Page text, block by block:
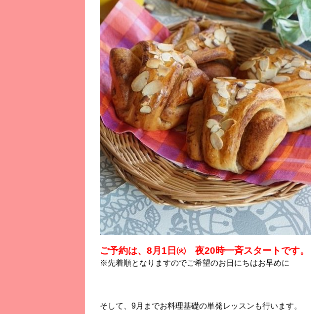
ご予約は、8月1日㈫ 夜20時一斉スタートです。
※先着順となりますのでご希望のお日にちはお早めに
そして、9月までお料理基礎の単発レッスンも行います。